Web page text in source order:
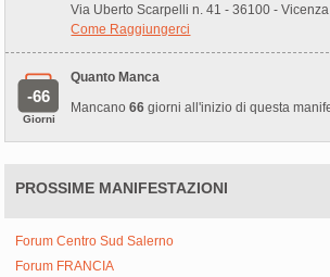
Via Uberto Scarpelli n. 41 - 36100 - Vicenza
Come Raggiungerci
-66
Giorni
Quanto Manca
Mancano66 giorni all'inizio di questa
PROSSIME MANIFESTAZIONI
Forum Centro Sud Salerno
Forum FRANCIA